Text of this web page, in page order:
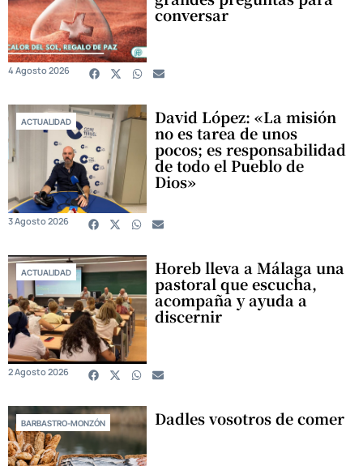
conversar
4 Agosto 2026
ACTUALIDAD David López: «La misión
no es tarea de unos
pocos; es responsabilidad
de todo el Pueblo de
Dios»
3 Agosto 2026
ACTUALIDAD Horeb lleva a Málaga una
pastoral que escucha,
acompaña y ayuda a
discernir
2 Agosto 2026
BARBASTRO-MONZÓN Dadles vosotros de comer